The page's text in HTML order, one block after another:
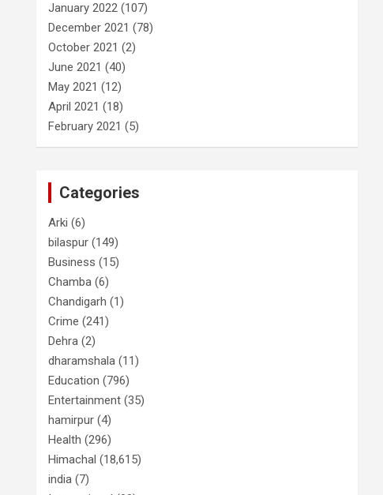
January 2022 (107)
December 2021 (78)
October 2021 (2)
June 2021 (40)
May 2021 (12)
April 2021 (18)
February 2021 (5)
Categories
Arki (6)
bilaspur (149)
Business (15)
Chamba (6)
Chandigarh (1)
Crime (241)
Dehra (2)
dharamshala (11)
Education (796)
Entertainment (35)
hamirpur (4)
Health (296)
Himachal (18,615)
india (7)